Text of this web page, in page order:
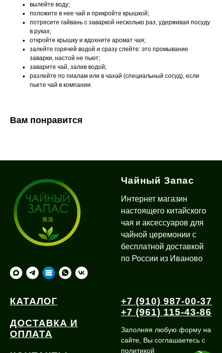
вылейте воду;
положите в нее чай и прикройте крышкой;
потрясите гайвань с заваркой несколько раз, удерживая посуду
в руках;
откройте крышку и вдохните аромат чая;
залейте горячей водой и сразу слейте: это промывание
заварки, настой не пьют;
заварите чай, залив водой;
разлейте по пиалам или в чахай (специальный сосуд), если
пьете чай в компании.
Вам понравится
Чайный Запас
Интернет магазин
настоящего китайского
чая и аксессуаров для
чайной церемонии с
бесплатной доставкой
по России из Иваново
КАТАЛОГ
ДОСТАВКА И
ОПЛАТА
+7 (910) 987-00-37
+7 (961) 115-43-86
Заполняя любую форму на
сайте, Вы соглашаетесь с
политикой